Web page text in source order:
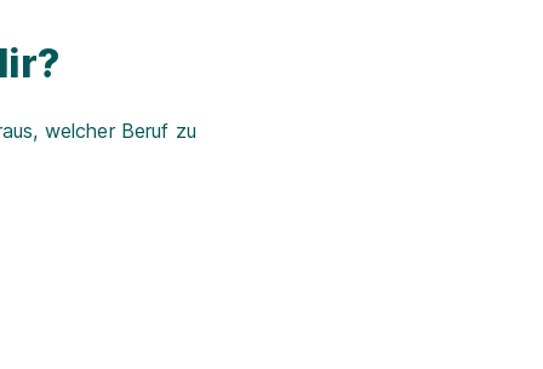
welcher Beruf zu